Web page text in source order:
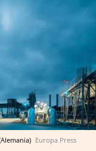
Europa Press